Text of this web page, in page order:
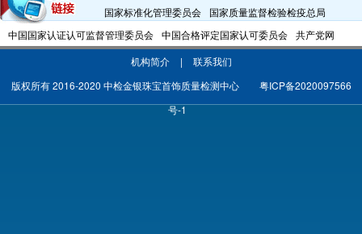
国家标准化管理委员会
国家质量监督检验检疫总局
中国国家认证认可监督管理委员会 中国合格评定国家认可委员会 共产党网
机构简介
|
联系我们
版权所有 2016-2020 中检金银珠宝首饰质量检测中心
粤ICP备2020097566
号-1